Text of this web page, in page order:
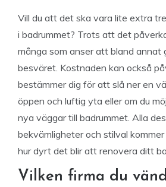
Vill du att det ska vara lite extra
i badrummet? Trots att det
många som anser att bland annat
besväret. Kostnaden kan också
bestämmer dig för att slå ner en
öppen och luftig yta eller om du
nya väggar till badrummet. Alla
bekvämligheter och stilval
hur dyrt det blir att renovera ditt
Vilken firma du